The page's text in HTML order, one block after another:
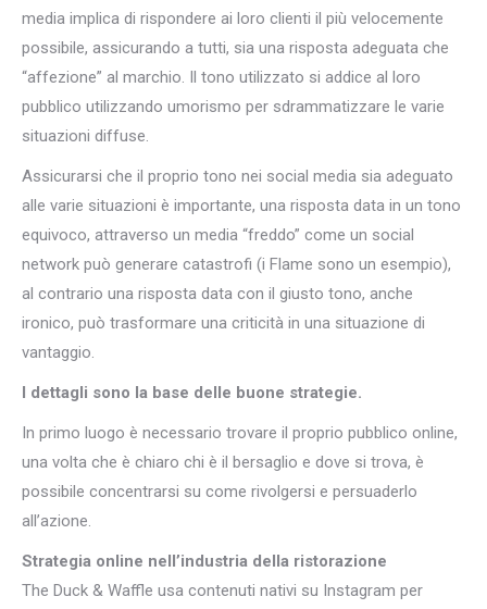
media implica di rispondere ai loro clienti il più velocemente
possibile, assicurando a tutti, sia una risposta adeguata che
“affezione” al marchio. Il tono utilizzato si addice al loro
pubblico utilizzando umorismo per sdrammatizzare le varie
situazioni diffuse.
Assicurarsi che il proprio tono nei social media sia adeguato
alle varie situazioni è importante, una risposta data in un tono
equivoco, attraverso un media “freddo” come un social
network può generare catastrofi (i Flame sono un esempio),
al contrario una risposta data con il giusto tono, anche
ironico, può trasformare una criticità in una situazione di
vantaggio.
I dettagli sono la base delle buone strategie.
In primo luogo è necessario trovare il proprio pubblico online,
una volta che è chiaro chi è il bersaglio e dove si trova, è
possibile concentrarsi su come rivolgersi e persuaderlo
all’azione.
Strategia online nell’industria della ristorazione
The Duck & Waffle usa contenuti nativi su Instagram per